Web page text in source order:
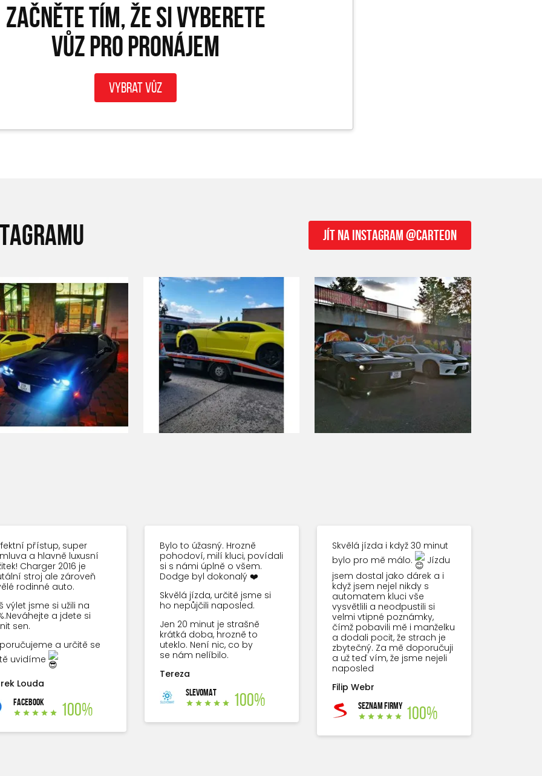
Začněte tím, že si vyberete
vůz pro PRONÁJEM
Vybrat vůz
JÍT NA INSTAGRAM @CARTEON
přístup, super
a hlavně luxusní
Charger 2016 je
stroj ale zároveň
rodinné auto.
výlet jsme si užili na
a jdete si
sen.
a určitě se
uvidíme
Louda
FACEBOOK 100%
Bylo to úžasný. Hrozně
pohodoví, milí kluci, povídali
si s námi úplně o všem.
Dodge byl dokonalý ❤️
Skvělá jízda, určitě jsme si
ho nepůjčili naposled.
Jen 20 minut je strašně
krátká doba, hrozně to
uteklo. Není nic, co by
se nám nelíbilo.
Tereza
SLEVOMAT 100%
Skvělá jízda i když 30 minut
bylo pro mě málo.
Jízdu
jsem dostal jako dárek a i
když jsem nejel nikdy s
automatem kluci vše
vysvětlili a neodpustili si
velmi vtipné poznámky,
čímž pobavili mě i manželku
a dodali pocit, že strach je
zbytečný. Za mě doporučuji
a už teď vím, že jsme nejeli
naposled
Filip Webr
SEZNAM FIRMY 100%